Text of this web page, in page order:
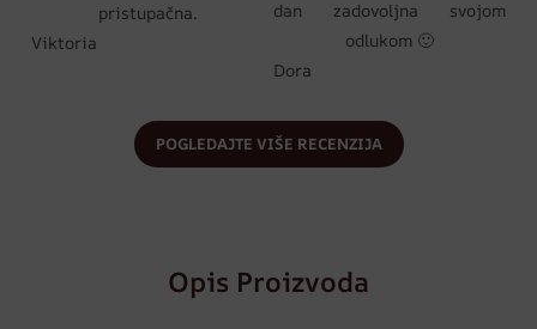
pristupačna.
Viktoria
dan zadovoljna svojom
odlukom 🙂
Dora
POGLEDAJTE VIŠE RECENZIJA
Opis Proizvoda